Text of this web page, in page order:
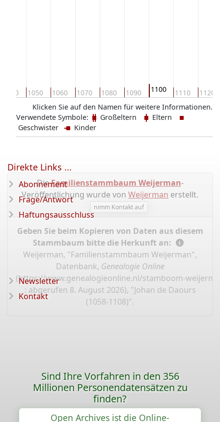
1040 1050 1060 1070 1080 1090 1100 1110 1120
Klicken Sie auf den Namen für weitere Informationen.
Verwendete Symbole:
Großeltern
Eltern
Geschwister
Kinder
DieFamilienstammbaum Weijerman-
Veröffentlichung wurde von Weijerman erstellt.
nimm Kontakt auf
Geben Sie beim Kopieren von Daten aus diesem
Stammbaum bitte die Herkunft an:
Weijerman, "Familienstammbaum Weijerman",
Datenbank, Genealogie Online
(https://www.genealogieonline.nl/stamboom-
: abgerufen 8. August 2026), "Johan de Daours
(1058-1108)".
Direkte Links ...
Abonnement
Frage/Antwort
Haftungsausschluss
Newsletter
Kontakt
Sind Ihre Vorfahren in den 356
Millionen Personendatensätzen zu
finden?
Open Archives ist die Online-